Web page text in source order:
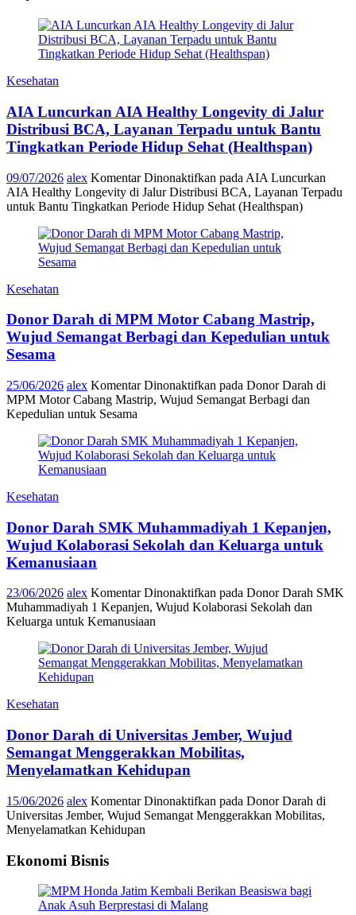
Kesehatan
AIA Luncurkan AIA Healthy Longevity di Jalur
Distribusi BCA, Layanan Terpadu untuk Bantu
Tingkatkan Periode Hidup Sehat (Healthspan)
09/07/2026 alex Komentar Dinonaktifkan pada AIA Luncurkan
AIA Healthy Longevity di Jalur Distribusi BCA, Layanan Terpadu
untuk Bantu Tingkatkan Periode Hidup Sehat (Healthspan)
Kesehatan
Donor Darah di MPM Motor Cabang Mastrip,
Wujud Semangat Berbagi dan Kepedulian untuk
Sesama
25/06/2026 alex Komentar Dinonaktifkan pada Donor Darah di
MPM Motor Cabang Mastrip, Wujud Semangat Berbagi dan
Kepedulian untuk Sesama
Kesehatan
Donor Darah SMK Muhammadiyah 1 Kepanjen,
Wujud Kolaborasi Sekolah dan Keluarga untuk
Kemanusiaan
23/06/2026 alex Komentar Dinonaktifkan pada Donor Darah SMK
Muhammadiyah 1 Kepanjen, Wujud Kolaborasi Sekolah dan
Keluarga untuk Kemanusiaan
Kesehatan
Donor Darah di Universitas Jember, Wujud
Semangat Menggerakkan Mobilitas,
Menyelamatkan Kehidupan
15/06/2026 alex Komentar Dinonaktifkan pada Donor Darah di
Universitas Jember, Wujud Semangat Menggerakkan Mobilitas,
Menyelamatkan Kehidupan
Ekonomi Bisnis